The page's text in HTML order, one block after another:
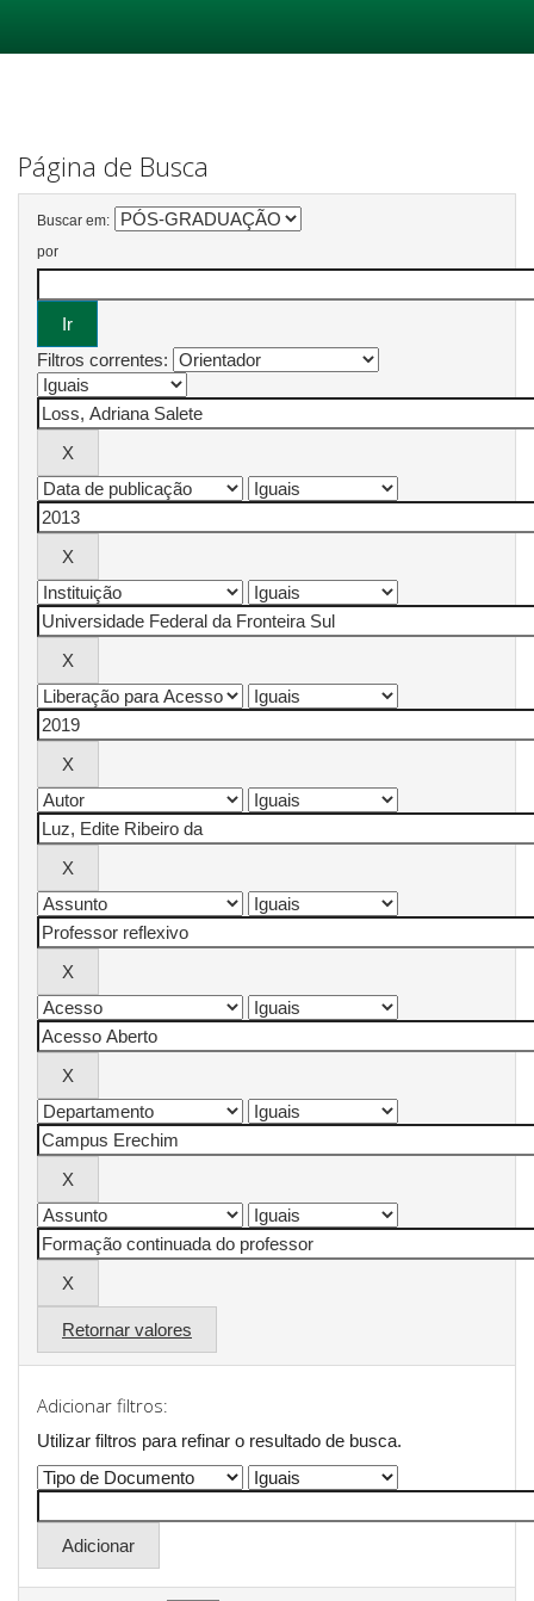
Página de Busca
Buscar em:
por
Filtros correntes:
Retornar valores
Adicionar filtros:
Utilizar filtros para refinar o resultado de busca.